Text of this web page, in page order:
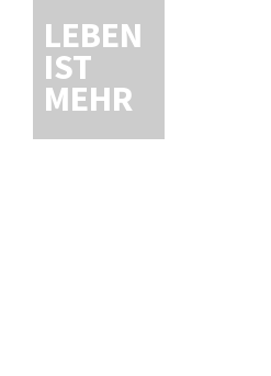
LEBEN
IST
MEHR